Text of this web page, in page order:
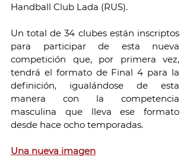
Handball Club Lada (RUS).
Un total de 34 clubes están inscriptos
para participar de esta nueva
competición que, por primera vez,
tendrá el formato de Final 4 para la
definición, igualándose de esta
manera con la competencia
masculina que lleva ese formato
desde hace ocho temporadas.
Una nueva imagen